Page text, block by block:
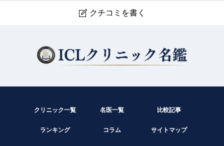
 クチコミを書く
現在クチコミは投稿できません。
クリニック一覧 名医一覧 比較記事
ランキング コラム サイトマップ